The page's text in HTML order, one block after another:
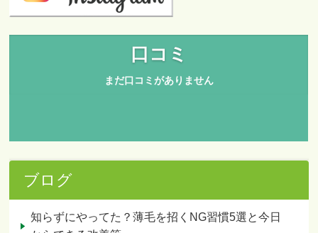
ブログ
知らずにやってた？薄毛を招くNG習慣5選と今日